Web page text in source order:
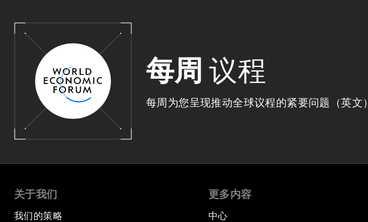
每周 议程
每周为您呈现推动全球议程的紧要问题（英文）
关于我们
我们的策略
更多内容
中心